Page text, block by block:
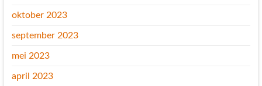
oktober 2023
september 2023
mei 2023
april 2023